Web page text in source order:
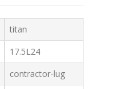
titan
17.5L24
contractor-lug